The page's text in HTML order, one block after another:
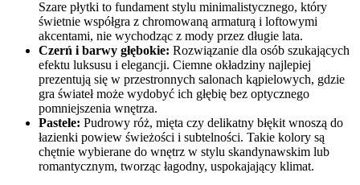
Szare płytki to fundament stylu minimalistycznego, który
świetnie współgra z chromowaną armaturą i loftowymi
akcentami, nie wychodząc z mody przez długie lata.
Czerń i barwy głębokie: Rozwiązanie dla osób szukających
efektu luksusu i elegancji. Ciemne okładziny najlepiej
prezentują się w przestronnych salonach kąpielowych, gdzie
gra świateł może wydobyć ich głębię bez optycznego
pomniejszenia wnętrza.
Pastele: Pudrowy róż, mięta czy delikatny błękit wnoszą do
łazienki powiew świeżości i subtelności. Takie kolory są
chętnie wybierane do wnętrz w stylu skandynawskim lub
romantycznym, tworząc łagodny, uspokajający klimat.